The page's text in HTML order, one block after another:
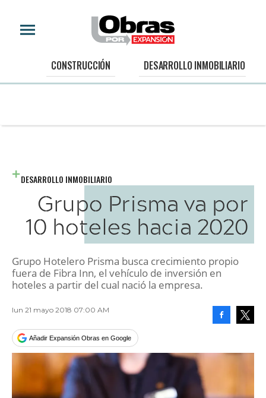
CONSTRUCCIÓN DESARROLLO INMOBILIARIO
DESARROLLO INMOBILIARIO
Grupo Prisma va por
10 hoteles hacia 2020
Grupo Hotelero Prisma busca crecimiento propio
fuera de Fibra Inn, el vehículo de inversión en
hoteles a partir del cual nació la empresa.
lun 21 mayo 2018 07:00 AM
Añadir Expansión Obras en Google